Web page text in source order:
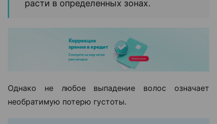
расти в определенных зонах.
Однако не любое выпадение волос означает
необратимую потерю густоты.